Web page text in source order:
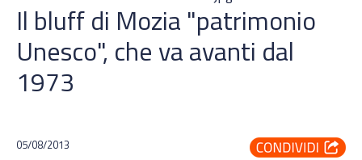
Il bluff di Mozia "patrimonio
Unesco", che va avanti dal
1973
05/08/2013